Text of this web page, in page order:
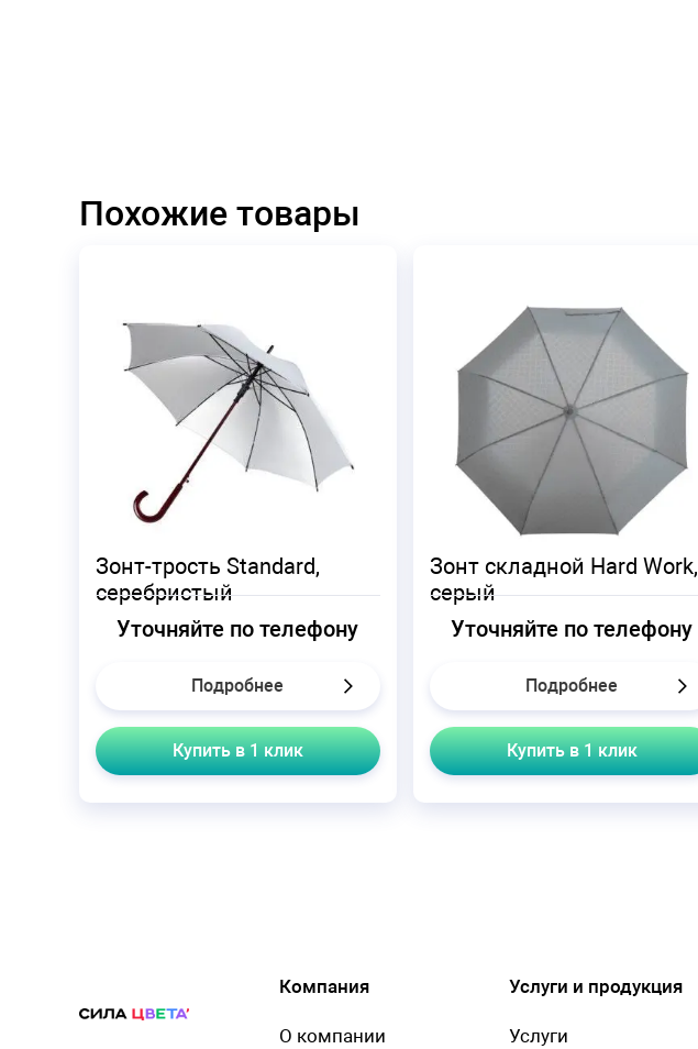
Похожие товары
Зонт-трость Standard,
серебристый
Уточняйте по телефону
Подробнее
Купить в 1 клик
Зонт складной Hard Work,
серый
Уточняйте по телефону
Подробнее
Купить в 1 клик
Компания
О компании
Услуги и продукция
Услуги